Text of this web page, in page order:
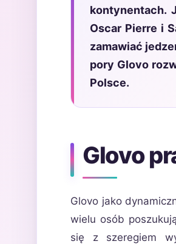
kontynentach.
Oscar Pierre i
zamawiać
pory Glovo
Polsce.
Glovo
Glovo jako
wielu osób
się z szeregiem